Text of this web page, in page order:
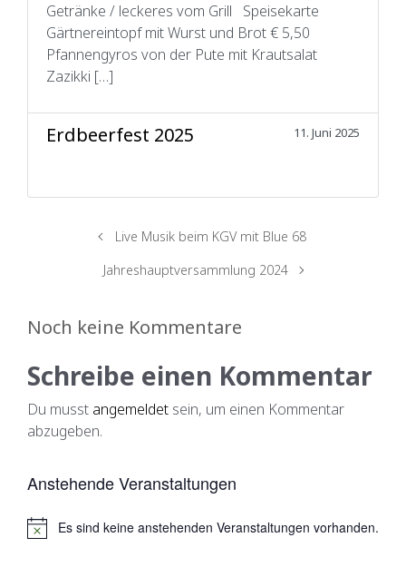
Getränke / leckeres vom Grill Speisekarte
Gärtnereintopf mit Wurst und Brot € 5,50
Pfannengyros von der Pute mit Krautsalat
Zazikki […]
Erdbeerfest 2025 11. Juni 2025
Live Musik beim KGV mit Blue 68
Jahreshauptversammlung 2024
Noch keine Kommentare
Schreibe einen Kommentar
Du musst angemeldet sein, um einen Kommentar
abzugeben.
Anstehende Veranstaltungen
H
Es sind keine anstehenden Veranstaltungen vorhanden.